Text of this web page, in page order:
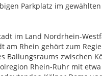
Parkplatz im gewählten
im Land Nordrhein-
am Rhein gehört zum
Ballungsraums zwischen
Rhein-Ruhr mit